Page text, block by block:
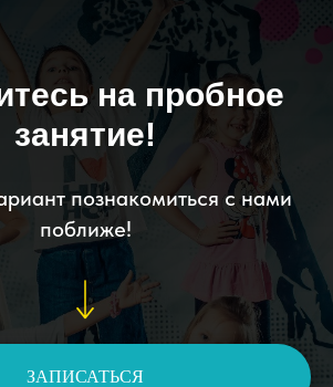
на пробное
занятие!
познакомиться с нами
поближе!
ЗАПИСАТЬСЯ